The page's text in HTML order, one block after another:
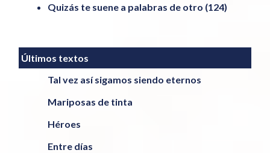
Quizás te suene a palabras de otro (124)
Últimos textos
Tal vez así sigamos siendo eternos
Mariposas de tinta
Héroes
Entre días